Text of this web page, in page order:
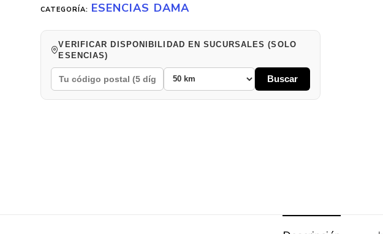
CATEGORÍA: ESENCIAS DAMA
VERIFICAR DISPONIBILIDAD EN SUCURSALES (SOLO
ESENCIAS)
Buscar